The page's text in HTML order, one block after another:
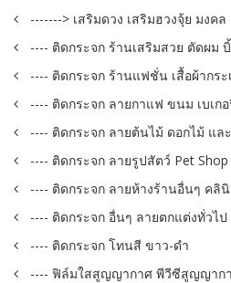
-------> เสริมดวง เสริมฮวงจุ้ย มงคล
---- ติดกระจก ร้านเสริมสวย ตัดผม
---- ติดกระจก ร้านแฟชั่น เสื้อผ้ากระ
---- ติดกระจก ลายกาแฟ ขนม เบเก
---- ติดกระจก ลายต้นไม้ ดอกไม้ แล
---- ติดกระจก ลายรูปสัตว์ Pet Shop
---- ติดกระจก ลายห้างร้านอื่นๆ คลิ
---- ติดกระจก อื่นๆ ลายตกแต่งทั่วไป
---- ติดกระจก โทนสี ขาว-ดำ
---- ฟิล์มใสสูญญากาศ พีวีซีสูญญาก